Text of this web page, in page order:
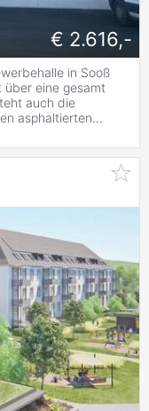
€ 2.616,-
in Sooß
über eine gesamt
auch die
asphaltierten...